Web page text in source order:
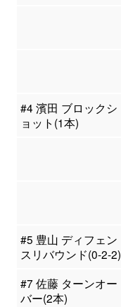
#4 濱田 ブロックシ
ョット(1本)
#5 豊山 ディフェン
スリバウンド(0-2-2)
#7 佐藤 ターンオー
バー(2本)